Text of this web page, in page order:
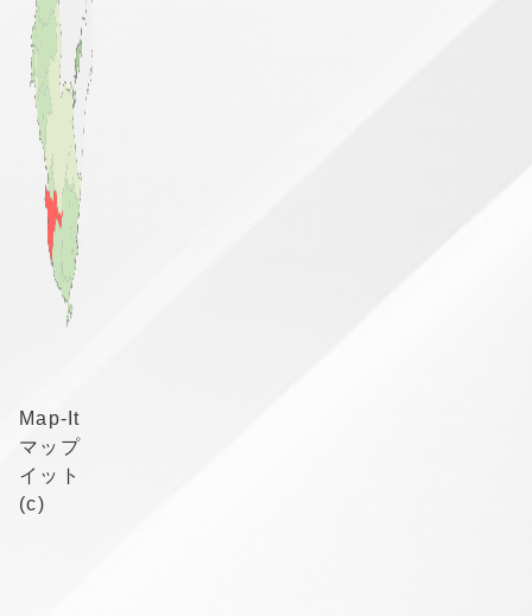
Map-It
マップ
イット
(c)